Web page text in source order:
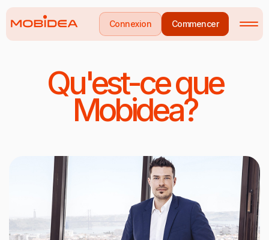
Connexion Commencer
Qu'est-ce que
Mobidea?